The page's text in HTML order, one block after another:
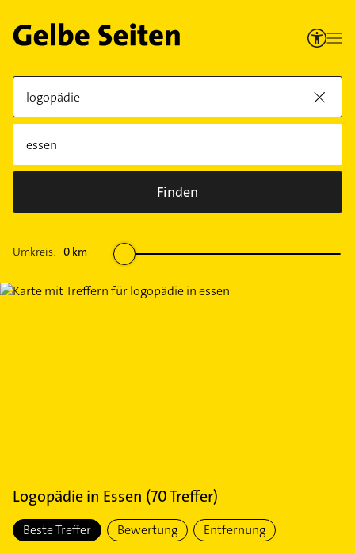
Finden
Umkreis: 0 km
Logopädiein Essen (70Treffer)
Beste Treffer Bewertung Entfernung